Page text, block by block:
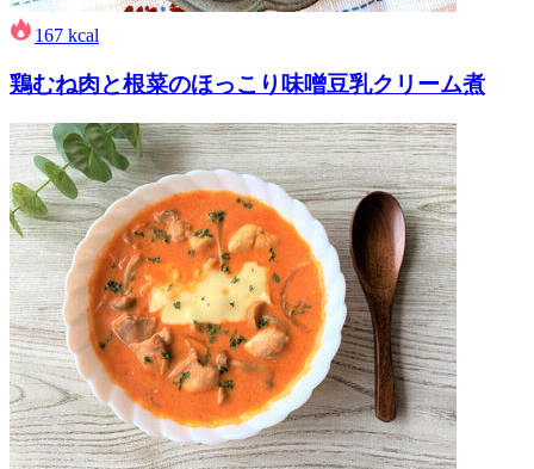
167 kcal
鶏むね肉と根菜のほっこり味噌豆乳クリーム煮